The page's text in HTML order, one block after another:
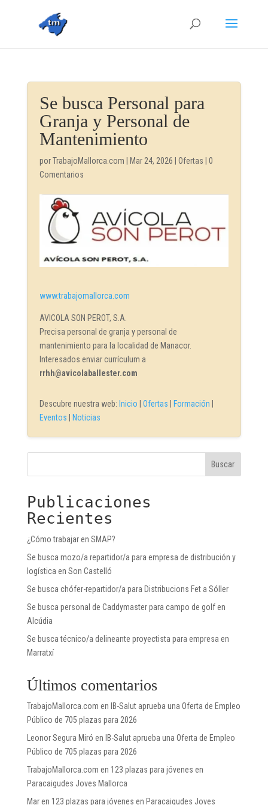
Se busca Personal para
Granja y Personal de
Mantenimiento
porTrabajoMallorca.com Mar 24, 2026 Ofertas
0
Comentarios
www.trabajomallorca.com
AVICOLA SON PEROT, S.A.
Precisa personal de granja y personal de
mantenimiento para la localidad de Manacor.
Interesados enviar currículum a
rrhh@avicolaballester.com
Descubre nuestra web: Inicio Ofertas Formación
Eventos
Noticias
Buscar
Publicaciones
Recientes
¿Cómo trabajar en SMAP?
Se busca mozo/a repartidor/a para empresa de distribución y
logística en Son Castelló
Se busca chófer-repartidor/a para Distribucions Fet a Sóller
Se busca personal de Caddymaster para campo de golf en
Alcúdia
Se busca técnico/a delineante proyectista para empresa en
Marratxí
Últimos comentarios
TrabajoMallorca.com en IB-Salut aprueba una Oferta de Empleo
Público de 705 plazas para 2026
Leonor Segura Miró en IB-Salut aprueba una Oferta de Empleo
Público de 705 plazas para 2026
TrabajoMallorca.com en 123 plazas para jóvenes en
Paracaigudes Joves Mallorca
Maren 123 plazas para jóvenes en Paracaigudes Joves